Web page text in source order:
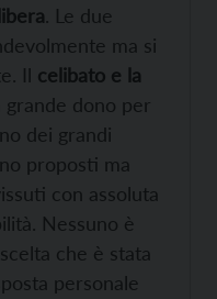
. Le due
ma si
Il celibato e la
grande dono per
dei grandi
proposti ma
con assoluta
Nessuno è
che è stata
personale